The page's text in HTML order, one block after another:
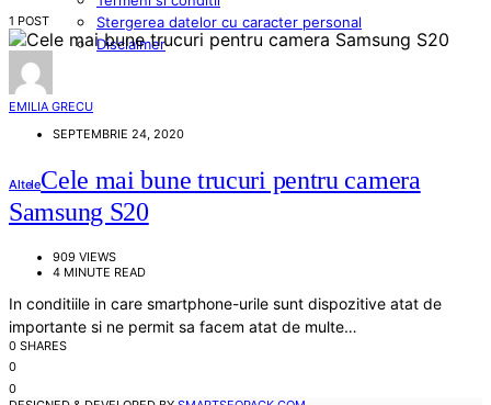
Stergerea datelor cu caracter personal
Disclaimer
1 POST
EMILIA GRECU
SEPTEMBRIE 24, 2020
AlteleCele mai bune trucuri pentru camera
Samsung S20
909 VIEWS
4 MINUTE READ
In conditiile in care smartphone-urile sunt dispozitive atat de
importante si ne permit sa facem atat de multe…
0 SHARES
0
0